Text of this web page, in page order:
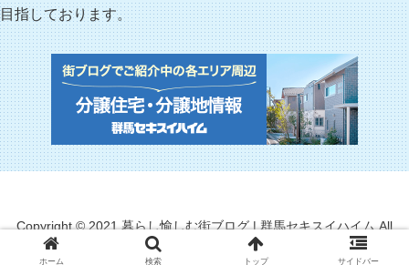
目指しております。
Copyright © 2021 暮らし愉しむ街ブログ | 群馬セキスイハイム All
Rights Reserved.
ホーム 検索 トップ サイドバー